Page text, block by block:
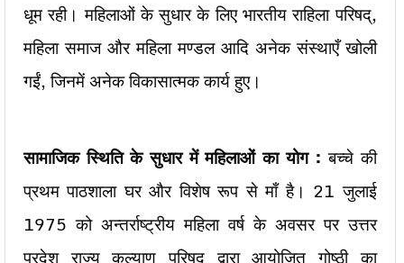
धूम रही। महिलाओं के सुधार के लिए भारतीय राहिला परिषद्,
महिला समाज और महिला मण्डल आदि अनेक संस्थाएँ खोली
गईं, जिनमें अनेक विकासात्मक कार्य हुए।
सामाजिक स्थिति के सुधार में महिलाओं का योग : बच्चे की
प्रथम पाठशाला घर और विशेष रूप से माँ है। 21 जुलाई
1975 को अन्तर्राष्ट्रीय महिला वर्ष के अवसर पर उत्तर
प्रदेश राज्य कल्याण परिषद् द्वारा आयोजित गोष्ठी का